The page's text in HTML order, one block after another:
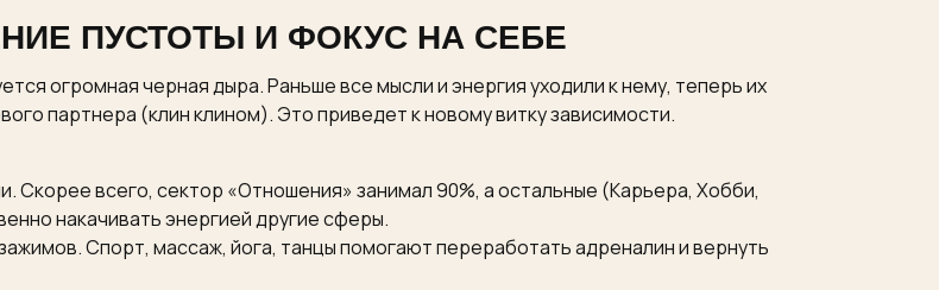
ПУСТОТЫ И ФОКУС НА СЕБЕ
огромная черная дыра. Раньше все мысли и энергия уходили к нему, теперь их
партнера (клин клином). Это приведет к новому витку зависимости.
Скорее всего, сектор «Отношения» занимал 90%, а остальные (Карьера, Хобби,
накачивать энергией другие сферы.
Спорт, массаж, йога, танцы помогают переработать адреналин и вернуть